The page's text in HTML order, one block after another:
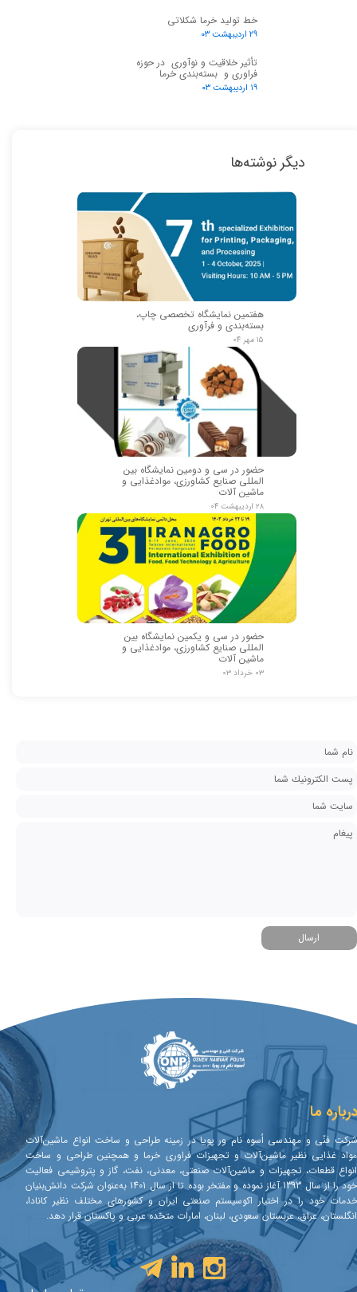
★
خط تولید خرما شکلاتی
۲۹ اردیبهشت ۰۳
تأثیر خلاقیت و نوآوری در حوزه
فراوری و بسته‌بندی خرما
۱۹ اردیبهشت ۰۳
دیگر نوشته‌ها
هفتمین نمایشگاه تخصصی چاپ،
بسته‌بندی و فرآوری
۱۵ مهر ۰۴
حضور در سی و دومین نمایشگاه بین
المللی صنایع کشاورزی، موادغذایی و
ماشین آلات
۲۸ اردیبهشت ۰۴
حضور در سی و یکمین نمایشگاه بین
المللی صنایع کشاورزی، موادغذایی و
ماشین آلات
۰۳ خرداد ۰۳
ارسال
ما
شرکت فنّی و مهندسی اُسوه نام ور پویا در زمینه طراحی و ساخت انواع ماشین‌آلات
مواد غذایی نظیر ماشین‌آلات و تجهیزات فراوری خرما و همچنین طراحی و ساخت
انواع قطعات، تجهیزات و ماشین‌آلات صنعتی، معدنی، نفت، گاز و پتروشیمی فعالیت
خود را از سال 1393 آغاز نموده و مفتخر بوده تا از سال 1401 به‌عنوان شرکت دانش‌بنیان
خدمات خود را در اختیار اکوسیستم صنعتی ایران و کشورهای مختلف نظیر کانادا،
انگلستان، عراق، عربستان سعودی، لبنان، امارات متحّده عربی و پاکستان قرار دهد.